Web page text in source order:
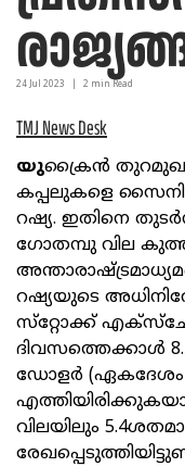
24 Jul 2023 2 min Read
TMJ News Desk
യുക്രൈൻ
കപ്പലുകളെ
റഷ്യ. ഇതിനെ
ഗോതമ്പു വില
റഷ്യയുടെ
സ്‌റ്റോക്ക്
ദിവസത്തെക്കാൾ
ഡോളർ (ഏകദേശം
വിലയിലും